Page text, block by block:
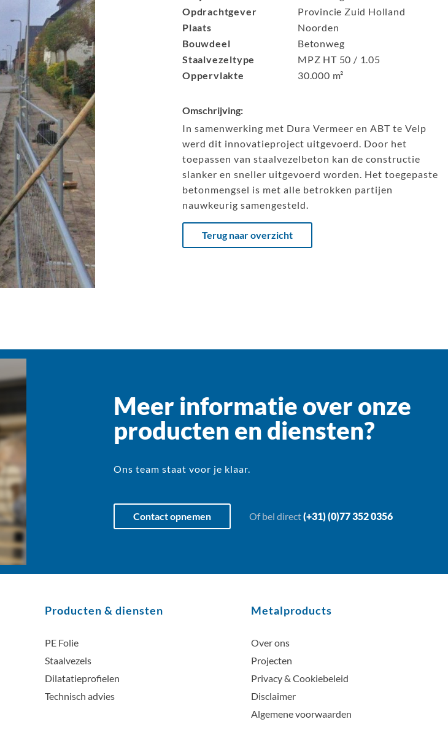
Opdrachtgever
Provincie Zuid Holland
Plaats
Noorden
Bouwdeel
Betonweg
Staalvezeltype
MPZ HT 50 / 1.05
Oppervlakte
30.000 m²
Omschrijving:
In samenwerking met Dura Vermeer en ABT te Velp
werd dit innovatieproject uitgevoerd. Door het
toepassen van staalvezelbeton kan de constructie
slanker en sneller uitgevoerd worden. Het toegepaste
betonmengsel is met alle betrokken partijen
nauwkeurig samengesteld.
Terug naar overzicht
Meer informatie over onze
producten en diensten?
Ons team staat voor je klaar.
Contact opnemen Of bel direct(+31) (0)77 352 0356
Producten & diensten
PE Folie
Staalvezels
Dilatatieprofielen
Technisch advies
Metalproducts
Over ons
Projecten
Privacy & Cookiebeleid
Disclaimer
Algemene voorwaarden